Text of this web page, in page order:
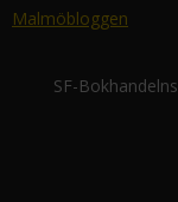
Malmöbloggen
SF-